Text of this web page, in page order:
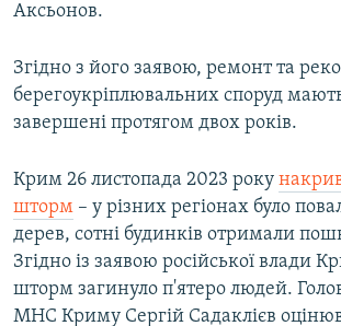
Аксьонов.
Згідно з його заявою, ремонт та
берегоукріплювальних споруд
завершені протягом двох років.
Крим 26 листопада 2023 року
шторм – у різних регіонах було
дерев, сотні будинків отримали
Згідно із заявою російської влади
шторм загинуло п'ятеро людей.
МНС Криму Сергій Садаклієв